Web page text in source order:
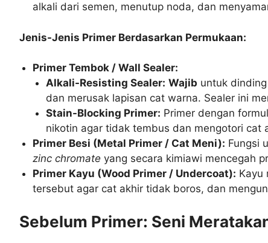
alkali dari semen, menutup noda, dan
Jenis-Jenis Primer Berdasarkan Permukaan:
Primer Tembok / Wall Sealer:
Alkali-Resisting Sealer: Wajib untuk
dan merusak lapisan cat warna. Sealer ini
Stain-Blocking Primer: Primer dengan
nikotin agar tidak tembus dan mengotori cat
Primer Besi (Metal Primer / Cat Meni): Fungsi
zinc chromate yang secara kimiawi mencegah
Primer Kayu (Wood Primer / Undercoat): Kayu
tersebut agar cat akhir tidak boros, dan
Sebelum Primer: Seni